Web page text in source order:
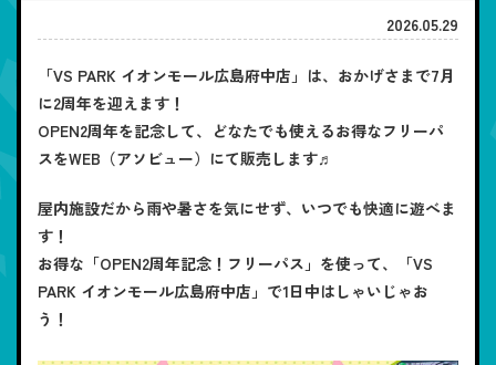
2026.05.29
「VS PARK イオンモール広島府中店」は、おかげさまで7月
に2周年を迎えます！
OPEN2周年を記念して、どなたでも使えるお得なフリーパ
スをWEB（アソビュー）にて販売します♬
屋内施設だから雨や暑さを気にせず、いつでも快適に遊べま
す！
お得な「OPEN2周年記念！フリーパス」を使って、「VS
PARK イオンモール広島府中店」で1日中はしゃいじゃお
う！